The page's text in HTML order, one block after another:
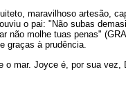
maravilhoso artesão,
o pai: "Não subas
não molhe tuas penas"
graças à prudência.
mar. Joyce é, por sua vez,